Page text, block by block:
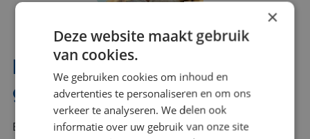
Interesse? Benno helpt je
graag verder!
Bel of mail Benno met al jouw vragen. Benno staat
×
Deze website maakt gebruik
van cookies.
We gebruiken cookies om inhoud en
advertenties te personaliseren en om ons
verkeer te analyseren. We delen ook
informatie over uw gebruik van onze site